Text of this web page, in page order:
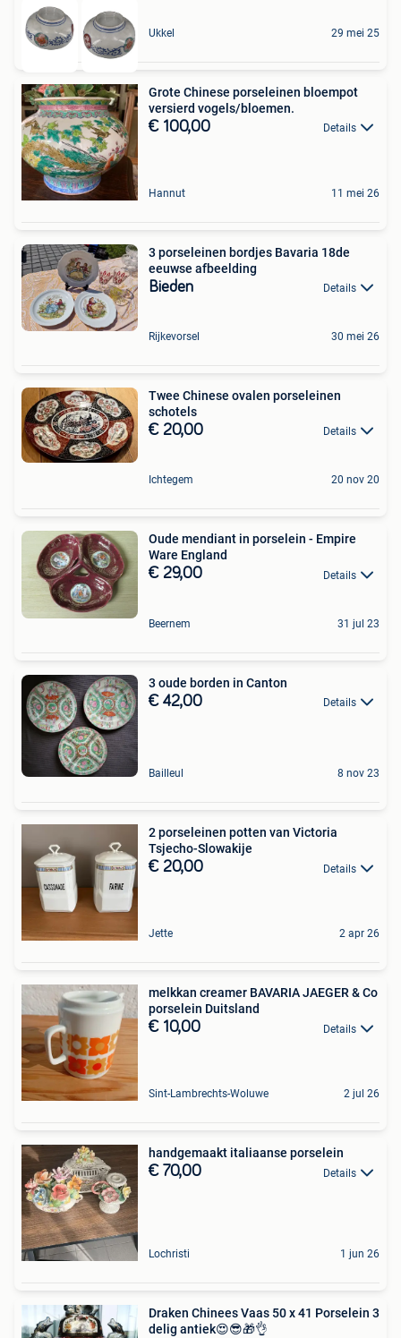
Ukkel 29 mei 25
Grote Chinese porseleinen bloempot
versierd vogels/bloemen.
€ 100,00 Details
Hannut 11 mei 26
3 porseleinen bordjes Bavaria 18de
eeuwse afbeelding
Bieden Details
Rijkevorsel 30 mei 26
Twee Chinese ovalen porseleinen
schotels
€ 20,00 Details
Ichtegem 20 nov 20
Oude mendiant in porselein - Empire
Ware England
€ 29,00 Details
Beernem 31 jul 23
3 oude borden in Canton
€ 42,00 Details
Bailleul 8 nov 23
2 porseleinen potten van Victoria
Tsjecho-Slowakije
€ 20,00 Details
Jette 2 apr 26
melkkan creamer BAVARIA JAEGER & Co
porselein Duitsland
€ 10,00 Details
Sint-Lambrechts-Woluwe 2 jul 26
handgemaakt italiaanse porselein
€ 70,00 Details
Lochristi 1 jun 26
Draken Chinees Vaas 50 x 41 Porselein 3
delig antiek😍😎🎁👌